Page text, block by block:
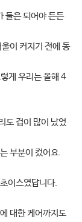
둘은 되어야 든든
이 커지기 전에 동
게 우리는 올해 4
도 겁이 많이 났었
부분이 컸어요.
이스였답니다.
대한 케어까지도